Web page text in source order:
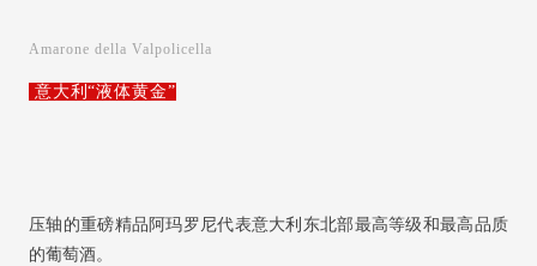
Amarone della Valpolicella
意大利“液体黄金”
压轴的重磅精品阿玛罗尼代表意大利东北部最高等级和最高品质
的葡萄酒。